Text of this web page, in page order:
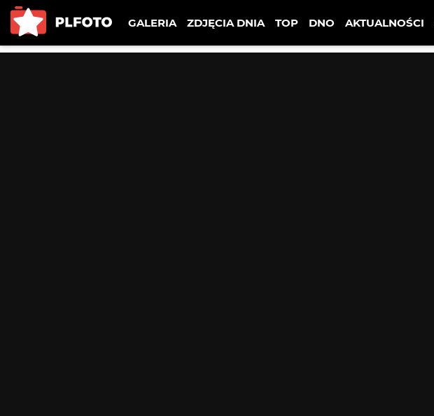
GALERIA ZDJĘCIA DNIA TOP DNO AKTUALNOŚCI